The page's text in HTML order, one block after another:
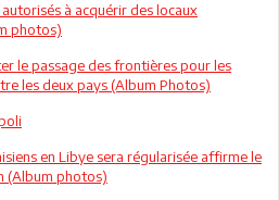
à acquérir des locaux
photos)
le passage des frontières pour les
les deux pays (Album Photos)
en Libye sera régularisée affirme le
(Album photos)